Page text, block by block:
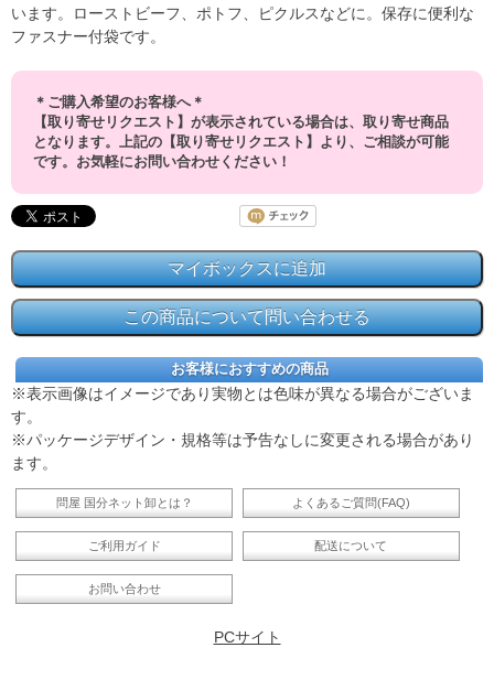
います。ローストビーフ、ポトフ、ピクルスなどに。保存に便利な
ファスナー付袋です。
＊ご購入希望のお客様へ＊
【取り寄せリクエスト】が表示されている場合は、取り寄せ商品
となります。上記の【取り寄せリクエスト】より、ご相談が可能
です。お気軽にお問い合わせください！
お客様におすすめの商品
※表示画像はイメージであり実物とは色味が異なる場合がございま
す。
※パッケージデザイン・規格等は予告なしに変更される場合があり
ます。
問屋 国分ネット卸とは？ よくあるご質問(FAQ)
ご利用ガイド 配送について
お問い合わせ
PCサイト